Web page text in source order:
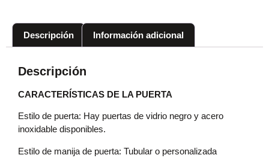
Descripción Información adicional
Descripción
CARACTERÍSTICAS DE LA PUERTA
Estilo de puerta: Hay puertas de vidrio negro y acero
inoxidable disponibles.
Estilo de manija de puerta: Tubular o personalizada